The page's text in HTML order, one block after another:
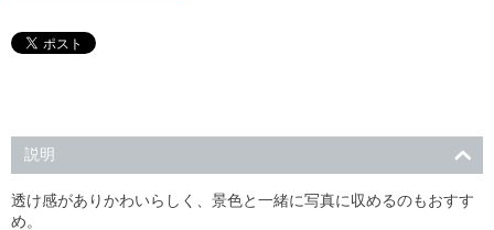
説明
透け感がありかわいらしく、景色と一緒に写真に収めるのもおすす
め。